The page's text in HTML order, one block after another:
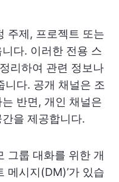
주제, 프로젝트 또는
다. 이러한 전용 스
리하여 관련 정보나
니다. 공개 채널은 조
반면, 개인 채널은
을 제공합니다.
그룹 대화를 위한 개
메시지(DM)’가 있습